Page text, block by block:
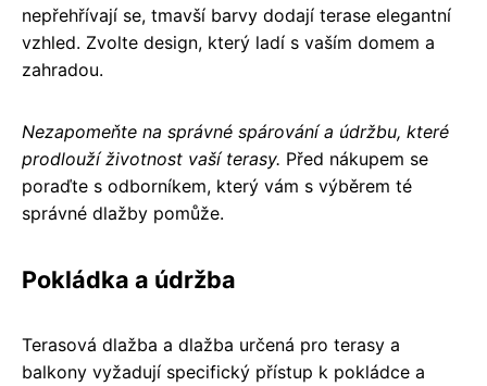
nepřehřívají se, tmavší barvy dodají terase elegantní
vzhled. Zvolte design, který ladí s vaším domem a
zahradou.
Nezapomeňte na správné spárování a údržbu, které
prodlouží životnost vaší terasy. Před nákupem se
poraďte s odborníkem, který vám s výběrem té
správné dlažby pomůže.
Pokládka a údržba
Terasová dlažba a dlažba určená pro terasy a
balkony vyžadují specifický přístup k pokládce a